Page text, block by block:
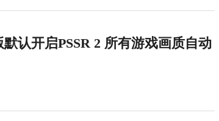
认开启PSSR 2 所有游戏画质自动